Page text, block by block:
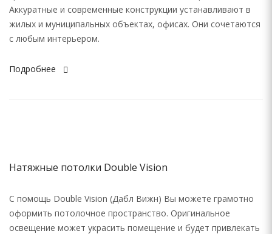
Аккуратные и современные конструкции устанавливают в
жилых и муниципальных объектах, офисах. Они сочетаются
с любым интерьером.
Подробнее
Натяжные потолки Double Vision
С помощь Double Vision (Дабл Вижн) Вы можете грамотно
оформить потолочное пространство. Оригинальное
освещение может украсить помещение и будет привлекать